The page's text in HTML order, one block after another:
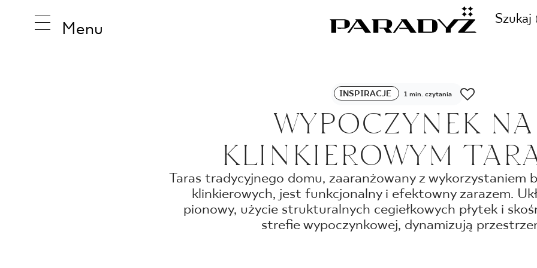
Menu
Szukaj
INSPIRACJE
PRODUKTY
KOLEKCJE
ZADZWOŃ DO NAS
+48
SKLEP INTERNETOWY
44 736
INSPIRACJE 1 min. czytania
WYPOCZYNEK NA
KLINKIEROWYM
Taras tradycyjnego domu, zaaranżowany z wykorzystaniem
klinkierowych, jest funkcjonalny i efektowny zarazem.
pionowy, użycie strukturalnych cegiełkowych płytek i
strefie wypoczynkowej, dynamizują